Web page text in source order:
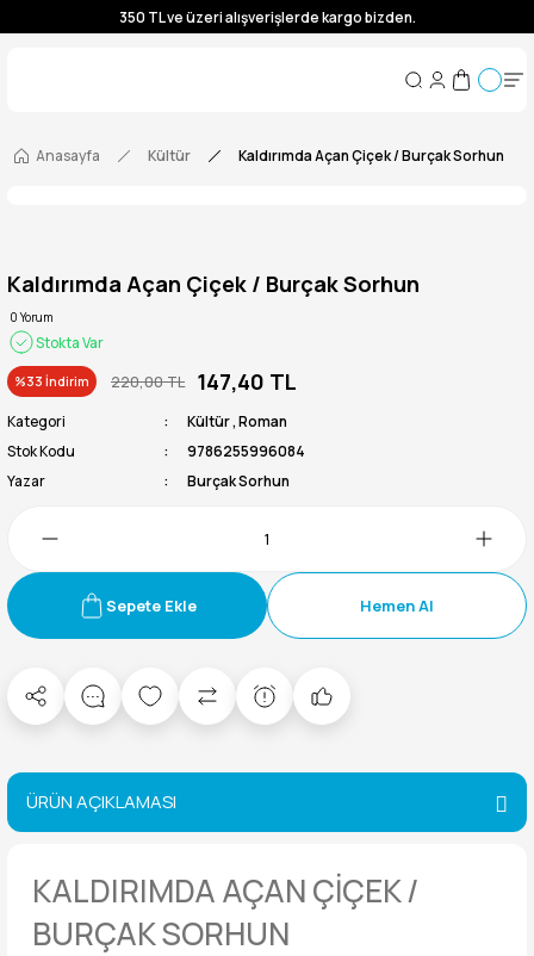
350 TL ve üzeri alışverişlerde kargo bizden.
350 TL ve üzeri alışverişlerde kargo bizden.
Anasayfa
Kültür Kaldırımda Açan Çiçek / Burçak Sorhun
Kaldırımda Açan Çiçek / Burçak Sorhun
0 Yorum
Stokta Var
%33 İndirim 220,00 TL 147,40 TL
Kategori Kültür,Roman
Stok Kodu
9786255996084
Yazar
Burçak Sorhun
Sepete Ekle Hemen Al
ÜRÜN AÇIKLAMASI
KALDIRIMDA AÇAN ÇİÇEK /
BURÇAK SORHUN